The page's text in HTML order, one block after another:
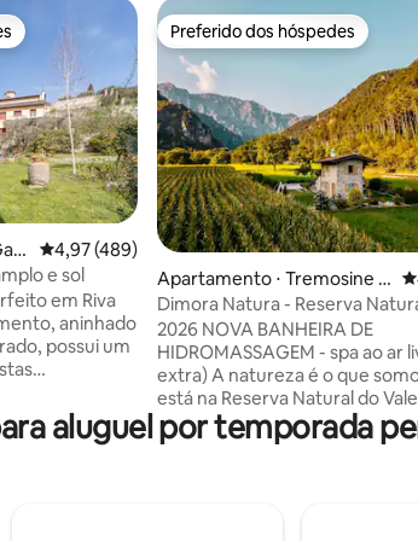
dos hóspedes
4,97 de uma avaliação média de 5, 489
4,97 (489)
e sol
em Riva
aninhado
possui um
desde
uma cozinha
Preferido dos hóspedes
Preferido dos hóspedes
Apartamento ⋅ Tremosine s
ul Garda
Dimora Natura - Reserva
Bondo
2026 NOVA BANHEIRA DE
HIDROMASSAGEM - spa ao ar
extra) A natureza é o que
está na Reserva Natural do
Bondo, entre os vastos prados
florestas verdes com vista
deslumbrantes, uma cultura
aluguel por temporada